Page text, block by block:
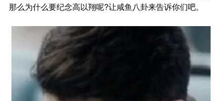
那么为什么要纪念高以翔呢?让咸鱼八卦来告诉你们吧。